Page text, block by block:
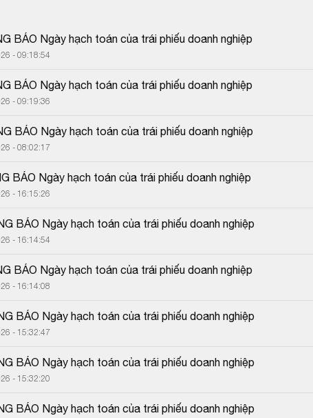
BÁO Ngày hạch toán của trái phiếu doanh nghiệp
- 09:18:54
BÁO Ngày hạch toán của trái phiếu doanh nghiệp
- 09:19:36
BÁO Ngày hạch toán của trái phiếu doanh nghiệp
- 08:02:17
BÁO Ngày hạch toán của trái phiếu doanh nghiệp
- 16:15:26
BÁO Ngày hạch toán của trái phiếu doanh nghiệp
- 16:14:54
BÁO Ngày hạch toán của trái phiếu doanh nghiệp
- 16:14:08
BÁO Ngày hạch toán của trái phiếu doanh nghiệp
- 15:32:47
BÁO Ngày hạch toán của trái phiếu doanh nghiệp
- 15:32:20
BÁO Ngày hạch toán của trái phiếu doanh nghiệp